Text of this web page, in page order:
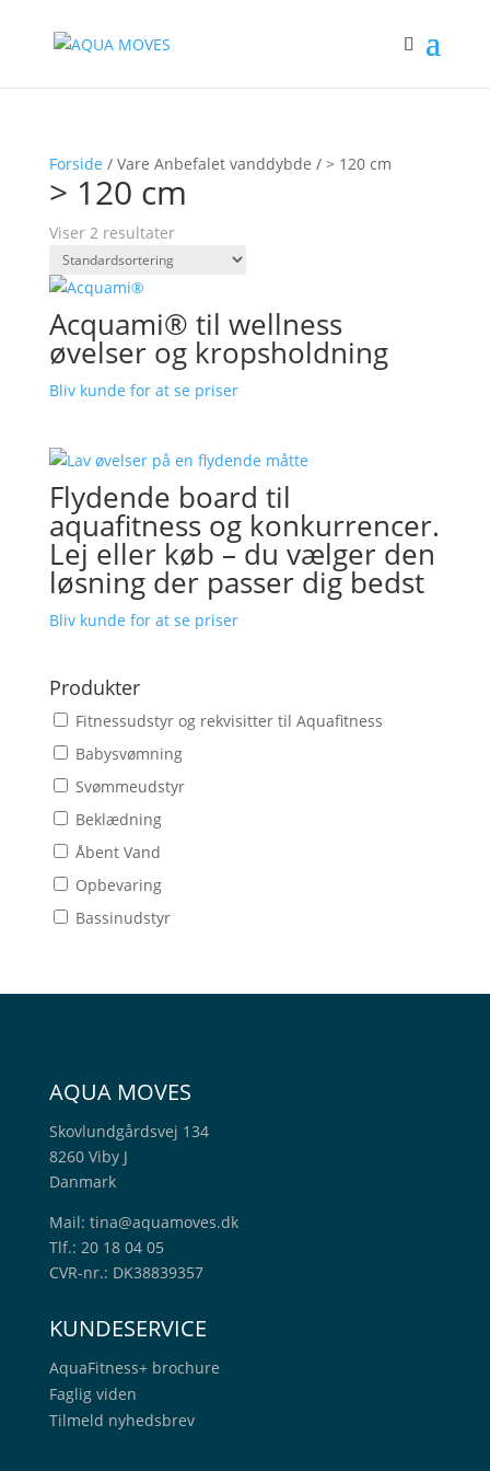
Forside / Vare Anbefalet vanddybde / > 120 cm
> 120 cm
Viser 2 resultater
Acquami® til wellness
øvelser og kropsholdning
Bliv kunde for at se priser
Flydende board til
aquafitness og konkurrencer.
Lej eller køb – du vælger den
løsning der passer dig bedst
Bliv kunde for at se priser
Produkter
Fitnessudstyr og rekvisitter til Aquafitness
Babysvømning
Svømmeudstyr
Beklædning
Åbent Vand
Opbevaring
Bassinudstyr
AQUA MOVES
Skovlundgårdsvej 134
8260 Viby J
Danmark
Mail: tina@aquamoves.dk
Tlf.: 20 18 04 05
CVR-nr.: DK38839357
KUNDESERVICE
AquaFitness+ brochure
Faglig viden
Tilmeld nyhedsbrev